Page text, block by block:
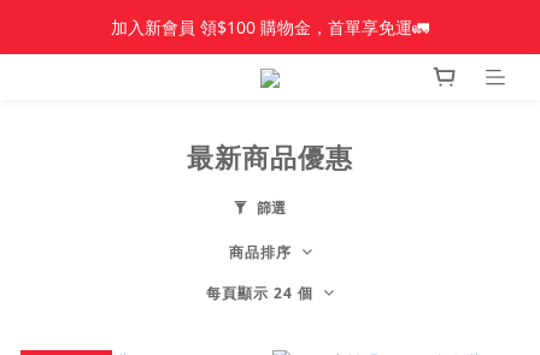
加入新會員 領$100 購物金，首單享免運🚛
加入新會員 領$100 購物金，首單享免運🚛
【新品上市】Amplid＿雪板
最新商品優惠
篩選
商品排序
每頁顯示 24 個